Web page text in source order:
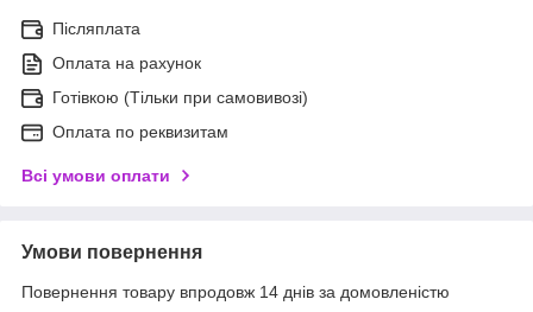
Післяплата
Оплата на рахунок
Готівкою (Тільки при самовивозі)
Оплата по реквизитам
Всі умови оплати
Умови повернення
Повернення товару впродовж 14 днів за домовленістю